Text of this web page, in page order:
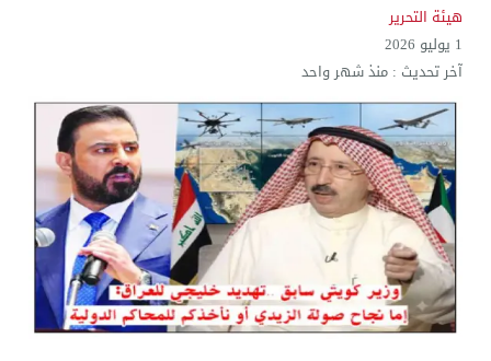
هيئة التحرير
1 يوليو 2026
آخر تحديث :منذ شهر واحد